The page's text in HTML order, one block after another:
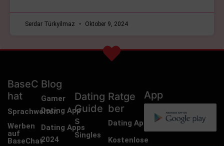
Serdar Türkyilmaz Oktober 9, 2024
BaseC
hat
Sprachwelten
Werben
auf
BaseChat
Blog
Gamer
Dating App
Dating Apps
2024
Dating
Guide
s
Singles
Ratge
ber
Dating App
Kostenlose
App